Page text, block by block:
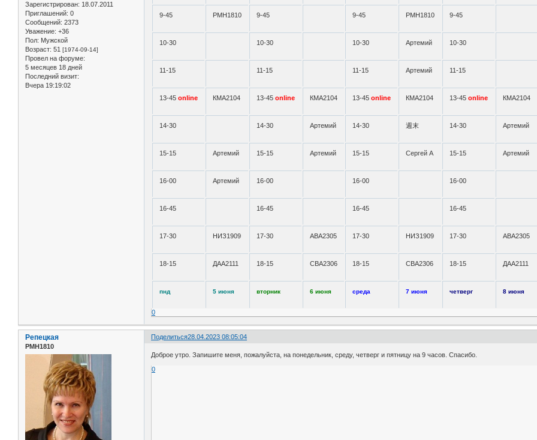
Зарегистрирован: 18.07.2011
Приглашений: 0
Сообщений: 2373
Уважение: +36
Пол: Мужской
Возраст: 51 [1974-09-14]
Провел на форуме:
5 месяцев 18 дней
Последний визит:
Вчера 19:19:02
9-45 РМН1810 9-45 9-45 РМН1810 9-45
10-30 10-30 10-30 Артемий 10-30
11-15 11-15 11-15 Артемий 11-15
13-45online КМА2104 13-45online КМА2104 13-45online КМА2104 13-45online КМА2104
14-30 14-30 Артемий 14-30 週末 14-30 Артемий
15-15 Артемий 15-15 Артемий 15-15 Сергей А 15-15 Артемий
16-00 Артемий 16-00 16-00 16-00
16-45 16-45 16-45 16-45
17-30 НИЗ1909 17-30 АВА2305 17-30 НИЗ1909 17-30 АВА2305
18-15 ДАА2111 18-15 СВА2306 18-15 СВА2306 18-15 ДАА2111
пнд 5 июня вторник 6 июня среда 7 июня четверг 8 июня
0
Поделиться28.04.2023 08:05:04
Репецкая
РМН1810
Доброе утро. Запишите меня, пожалуйста, на понедельник, среду, четверг и пятницу на 9 часов. Спасибо.
0